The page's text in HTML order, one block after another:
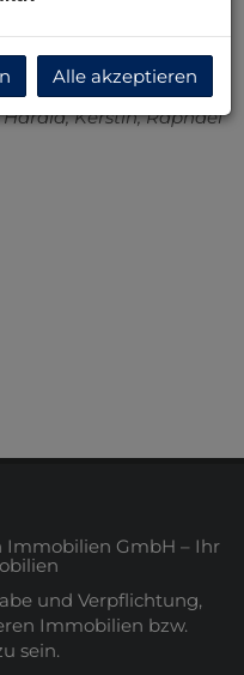
durch Krankheit
Wir werden auch
mit ihr zusammen
Kerstin, Raphael
Immobilien GmbH – Ihr
und Verpflichtung,
Immobilien bzw.
sein.
Alle akzeptieren